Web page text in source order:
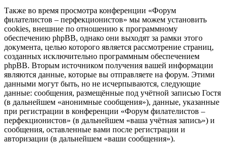
Также во время просмотра конференции «Форум
филателистов – перфекционистов» мы можем установить
cookies, внешние по отношению к программному
обеспечению phpBB, однако они выходят за рамки этого
документа, целью которого является рассмотрение страниц,
созданных исключительно программным обеспечением
phpBB. Вторым источником получения вашей информации
являются данные, которые вы отправляете на форум. Этими
данными могут быть, но не исчерпываются, следующие
данные: сообщения, размещённые под учётной записью Гостя
(в дальнейшем «анонимные сообщения»), данные, указанные
при регистрации в конференции «Форум филателистов –
перфекционистов» (в дальнейшем «ваша учётная запись») и
сообщения, оставленные вами после регистрации и
авторизации (в дальнейшем «ваши сообщения»).